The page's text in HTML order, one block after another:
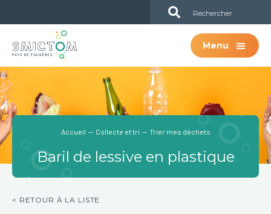
au
contenu
principal
à
barre
latérale
principale
Sub
Header
Menu
Baril de lessive en plastique
Accueil — Collecte et tri — Trier mes déchets
< RETOUR À LA LISTE